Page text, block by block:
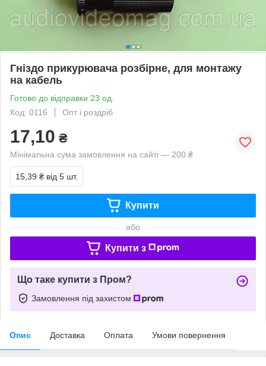
Гніздо прикурювача розбірне, для монтажу
на кабель
Готово до відправки 23 од.
Код: 0116
Опт і роздріб
17,10 ₴
Мінімальна сума замовлення на сайті — 200 ₴
15,39 ₴ від 5 шт.
Купити
або
Купити з
Що таке купити з Пром?
Замовлення під захистом
Опис Доставка Оплата Умови повернення